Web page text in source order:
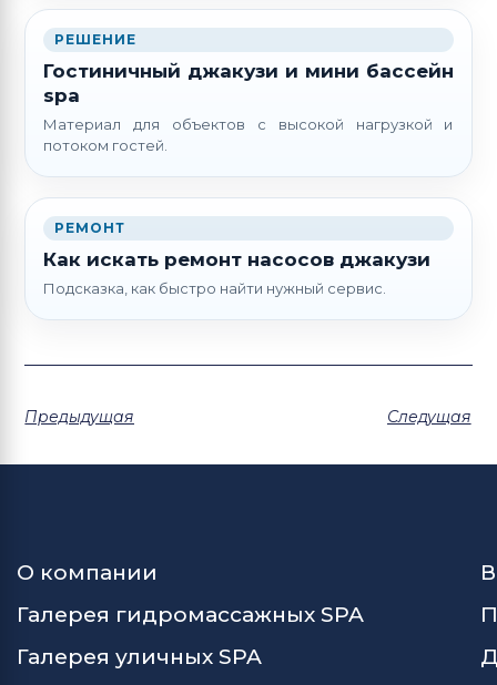
РЕШЕНИЕ
Гостиничный джакузи и мини бассейн
spa
Материал для объектов с высокой нагрузкой и
потоком гостей.
РЕМОНТ
Как искать ремонт насосов джакузи
Подсказка, как быстро найти нужный сервис.
Предыдущая Следущая
О компании
Галерея гидромассажных SPA
Галерея уличных SPA